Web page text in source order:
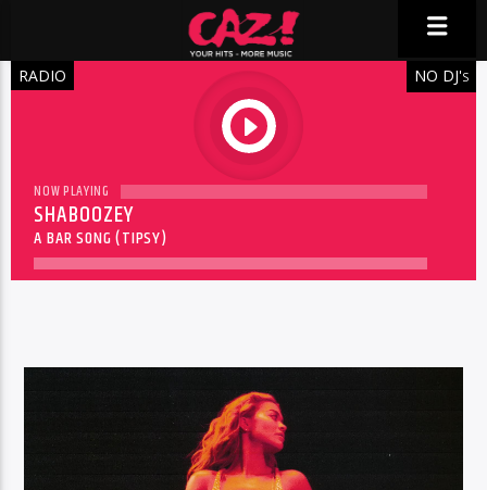
RADIO
play
NO DJ'S
NOW PLAYING
SHABOOZEY
A BAR SONG (TIPSY)